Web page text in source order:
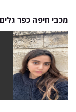
מכבי חיפה כפר